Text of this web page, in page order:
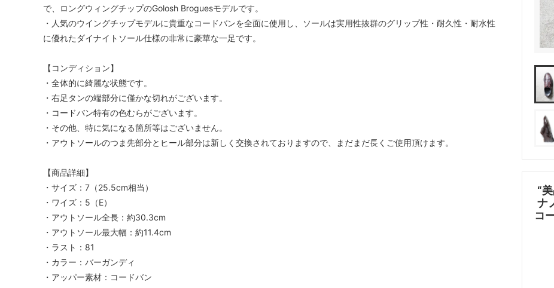
“
ナ
コ
で、ロングウィングチップのGolosh Broguesモデルです。
・人気のウイングチップモデルに貴重なコードバンを全面に使用し、ソールは実用性抜群のグリップ性・耐久性・耐水性
に優れたダイナイトソール仕様の非常に豪華な一足です。
【コンディション】
・全体的に綺麗な状態です。
・右足タンの端部分に僅かな切れがございます。
・コードバン特有の色むらがございます。
・その他、特に気になる箇所等はございません。
・アウトソールのつま先部分とヒール部分は新しく交換されておりますので、まだまだ長くご使用頂けます。
【商品詳細】
・サイズ：7（25.5cm相当）
・ワイズ：5（E）
・アウトソール全長：約30.3cm
・アウトソール最大幅：約11.4cm
・ラスト：81
・カラー：バーガンディ
・アッパー素材：コードバン